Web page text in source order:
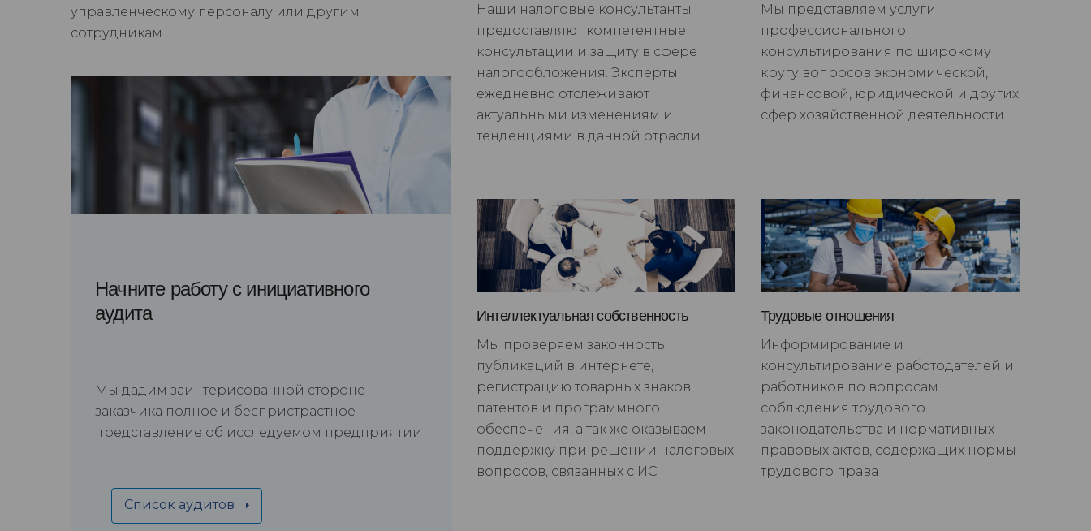
управленческому персоналу или другим
сотрудникам
Начните работу с инициативного
аудита
Мы дадим заинтерисованной стороне
заказчика полное и беспристрастное
представление об исследуемом предприятии
Список аудитов
Наши налоговые консультанты
предоставляют компетентные
консультации и защиту в сфере
налогообложения. Эксперты
ежедневно отслеживают
актуальными изменениям и
тенденциями в данной отрасли
Мы представляем услуги
профессионального
консультирования по широкому
кругу вопросов экономической,
финансовой, юридической и других
сфер хозяйственной деятельности
Интеллектуальная собственность
Мы проверяем законность
публикаций в интернете,
регистрацию товарных знаков,
патентов и программного
обеспечения, а так же оказываем
поддержку при решении налоговых
вопросов, связанных с ИС
Трудовые отношения
Информирование и
консультирование работодателей и
работников по вопросам
соблюдения трудового
законодательства и нормативных
правовых актов, содержащих нормы
трудового права